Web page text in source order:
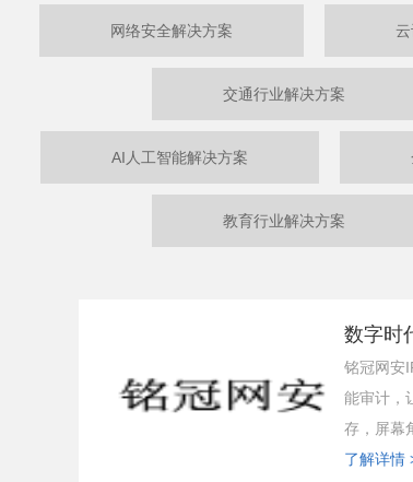
网络安全解决方案
交通行业解决方案
AI人工智能解决方案
教育行业解决方案
数字时
铭冠网安
能审计，
存，屏幕
了解详情